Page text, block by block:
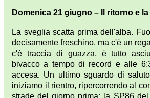
Domenica 21 giugno – Il ritorno e
La sveglia scatta prima dell'alba.
decisamente freschino, ma c'è un
c'è traccia di guazza, è tutto
bivacco a tempo di record e alle
accesa. Un ultimo sguardo di
iniziamo il rientro, ripercorrendo al